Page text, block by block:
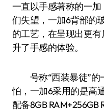
一直以手感著称的一
们失望，一加6背部的
的工艺，在呈现出更
升了手感的体验。
号称“西装暴徒”的
怕，一加6采用的是高
配备8GB